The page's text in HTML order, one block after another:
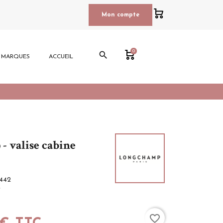
Mon compte
ACCUEIL search 0
valise cabine
favorite_border